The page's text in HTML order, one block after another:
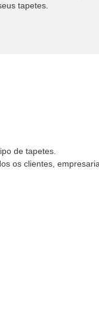
tapetes.
de tapetes.
os clientes,